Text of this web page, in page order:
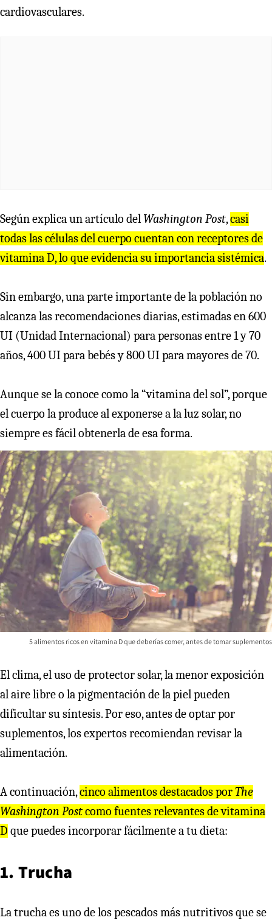
cardiovasculares.
Según explica un artículo del Washington Post,casi
todas las células del cuerpo cuentan con receptores de
vitamina D, lo que evidencia su importancia sistémica.
Sin embargo, una parte importante de la población no
alcanza las recomendaciones diarias, estimadas en 600
UI (Unidad Internacional) para personas entre 1 y 70
años, 400 UI para bebés y 800 UI para mayores de 70.
Aunque se la conoce como la “vitamina del sol”, porque
el cuerpo la produce al exponerse a la luz solar, no
siempre es fácil obtenerla de esa forma.
5 alimentos ricos en vitamina D que deberías comer, antes de tomar suplementos
El clima, el uso de protector solar, la menor exposición
al aire libre o la pigmentación de la piel pueden
dificultar su síntesis. Por eso, antes de optar por
suplementos, los expertos recomiendan revisar la
alimentación.
A continuación,cinco alimentos destacados porThe
Washington Postcomo fuentes relevantes de vitamina
D que puedes incorporar fácilmente a tu dieta:
1. Trucha
La trucha es uno de los pescados más nutritivos que se